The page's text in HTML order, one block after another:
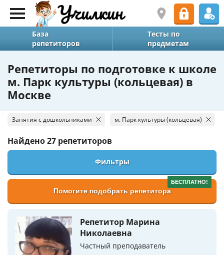
База
репетиторов
Тесты по
предметам
Репетиторы по подготовке к школе
м. Парк культуры (кольцевая) в
Москве
Занятия с дошкольниками м. Парк культуры (кольцевая)
Найдено27 репетиторов
Фильтры
БЕСПЛАТНО!
Помогите подобрать репетитора
Репетитор Марина
Николаевна
Частный преподаватель